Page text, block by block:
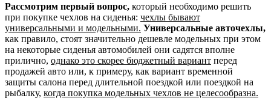
Рассмотрим первый вопрос, который необходимо решить
при покупке чехлов на сиденья: чехлы бывают
универсальными и модельными. Универсальные авточехлы,
как правило, стоят значительно дешевле модельных при этом
на некоторые сиденья автомобилей они садятся вполне
прилично, однако это скорее бюджетный вариант перед
продажей авто или, к примеру, как вариант временной
защиты салона перед длительной поездкой или поездкой на
рыбалку, когда покупка модельных чехлов не целесообразна.